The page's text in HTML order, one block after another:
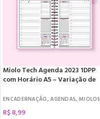
Miolo Tech Agenda 2023 1DPP
com Horário A5 – Variação de
ENCADERNAÇÃO,AGENDAS, MIOLOS
R$8,99